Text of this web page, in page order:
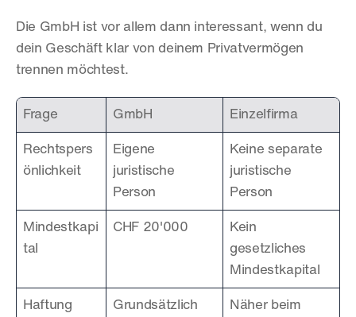
Die GmbH ist vor allem dann interessant, wenn du
dein Geschäft klar von deinem Privatvermögen
trennen möchtest.
Frage GmbH Einzelfirma
Rechtspers
önlichkeit
Eigene
juristische
Person
Keine separate
juristische
Person
Mindestkapi
tal
CHF 20'000
Kein
gesetzliches
Mindestkapital
Haftung
Grundsätzlich
Näher beim